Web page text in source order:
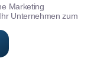
Marketing
Unternehmen zum